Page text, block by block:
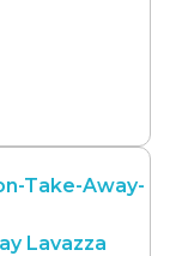
Lavazza